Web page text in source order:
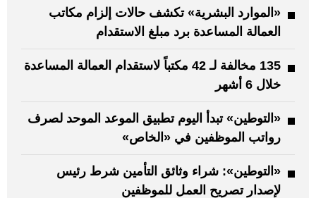
«الموارد البشرية» تكشف حالات إلزام مكاتب
العمالة المساعدة برد مبلغ الاستقدام
135 مخالفة لـ 42 مكتباً لاستقدام العمالة المساعدة
خلال 6 أشهر
«التوطين» تبدأ اليوم تطبيق الموعد الموحد لصرف
رواتب الموظفين في «الخاص»
«التوطين»: شراء وثائق التأمين شرط رئيس
لإصدار تصريح العمل للموظفين